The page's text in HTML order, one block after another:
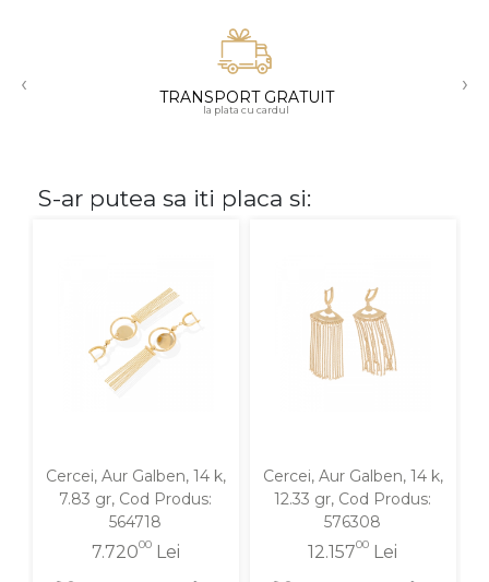
18K
‹ TRANSPORT GRATUIT
la plata cu cardul
›
S-ar putea sa iti placa si:
Cercei, Aur Galben, 14 k,
7.83 gr, Cod Produs:
564718
7.72000Lei
Cercei, Aur Galben, 14 k,
12.33 gr, Cod Produs:
576308
12.15700 Lei